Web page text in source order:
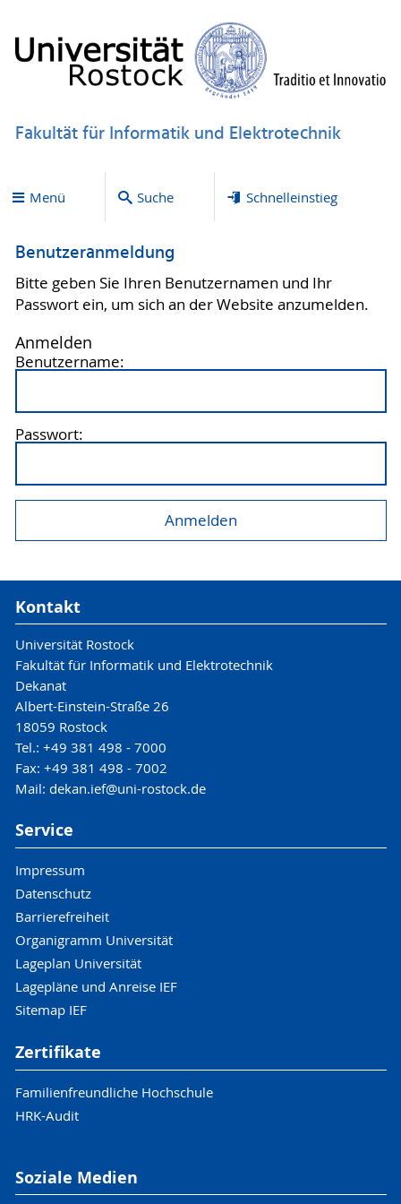
Fakultät für Informatik und Elektrotechnik
Menü Suche Schnelleinstieg
Benutzeranmeldung
Bitte geben Sie Ihren Benutzernamen und Ihr
Passwort ein, um sich an der Website anzumelden.
Anmelden
Benutzername:
Passwort:
Kontakt
Universität Rostock
Fakultät für Informatik und Elektrotechnik
Dekanat
Albert-Einstein-Straße 26
18059 Rostock
Tel.: +49 381 498 - 7000
Fax: +49 381 498 - 7002
Mail: dekan.ief@uni-rostock.de
Service
Impressum
Datenschutz
Barrierefreiheit
Organigramm Universität
Lageplan Universität
Lagepläne und Anreise IEF
Sitemap IEF
Zertifikate
Familienfreundliche Hochschule
HRK-Audit
Soziale Medien